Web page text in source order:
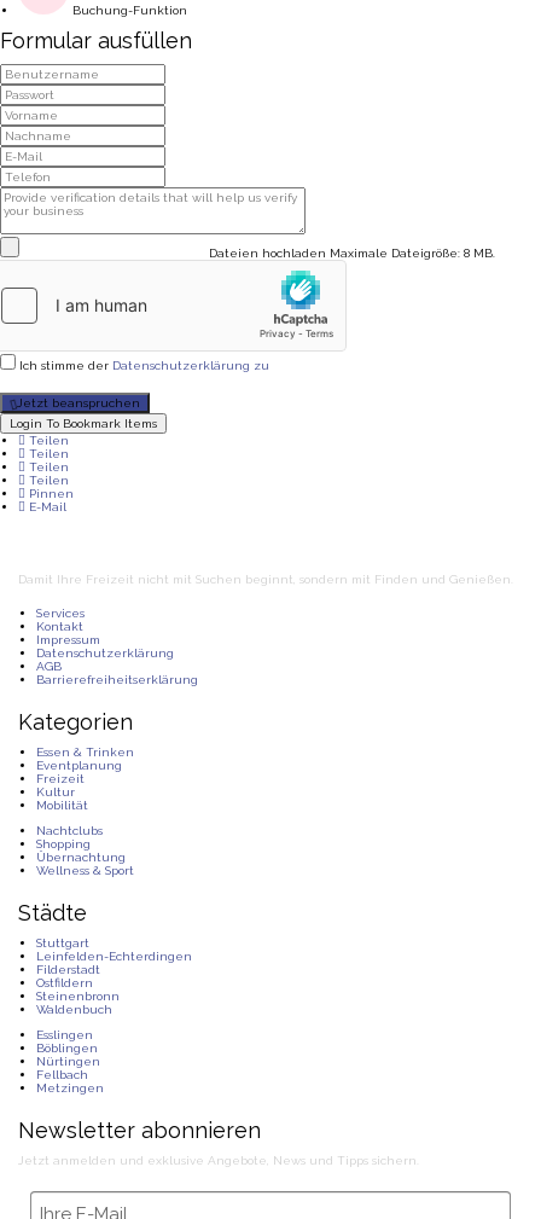
Buchung-Funktion
Formular ausfüllen
Dateien hochladen Maximale Dateigröße: 8 MB.
Ich stimme der Datenschutzerklärung zu
Jetzt beanspruchen
Login To Bookmark Items
Teilen
Teilen
Teilen
Teilen
Pinnen
E-Mail
Damit Ihre Freizeit nicht mit Suchen beginnt, sondern mit Finden und Genießen.
Services
Kontakt
Impressum
Datenschutzerklärung
AGB
Barrierefreiheitserklärung
Kategorien
Essen & Trinken
Eventplanung
Freizeit
Kultur
Mobilität
Nachtclubs
Shopping
Übernachtung
Wellness & Sport
Städte
Stuttgart
Leinfelden-Echterdingen
Filderstadt
Ostfildern
Steinenbronn
Waldenbuch
Esslingen
Böblingen
Nürtingen
Fellbach
Metzingen
Newsletter abonnieren
Jetzt anmelden und exklusive Angebote, News und Tipps sichern.